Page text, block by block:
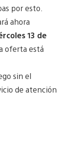
por esto.
ahora
13 de
oferta está
sin el
de atención